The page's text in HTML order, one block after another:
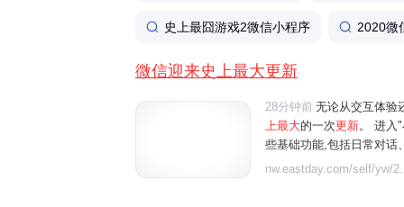
史上最囧游戏2微信小程序 2020微
微信迎来史上最大更新
28分钟前 无论从交互体验
上最大的一次更新。 进入
些基础功能,包括日常对话
行朋友圈管理等。例如"
nw.eastday.com/self/yw/